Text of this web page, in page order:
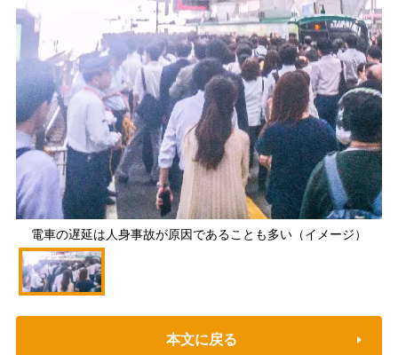
電車の遅延は人身事故が原因であることも多い（イメージ）
本文に戻る